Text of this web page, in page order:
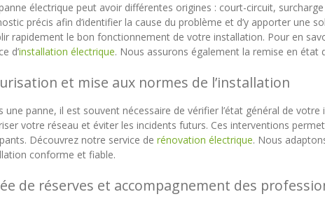
électrique peut avoir différentes origines : court-circuit,
précis afin d’identifier la cause du problème et d’y apporter une
rapidement le bon fonctionnement de votre installation. Pour en
d’installation électrique. Nous assurons également la remise en état
et mise aux normes de l’installation
une panne, il est souvent nécessaire de vérifier l’état général de
votre réseau et éviter les incidents futurs. Ces interventions
Découvrez notre service de rénovation électrique. Nous
conforme et fiable.
de réserves et accompagnement des